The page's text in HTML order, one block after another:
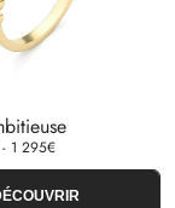
- 1 295€